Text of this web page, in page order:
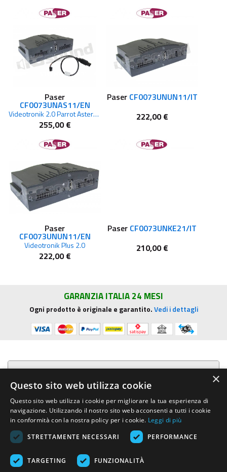
Paser
CF0073UNAS11/EN
Videotronik 2.0 Parrot Asteroid
255,00 €
Paser CF0073UNUN11/IT
222,00 €
Paser
CF0073UNUN11/EN
Videotronik Plus 2.0
222,00 €
Paser CF0073UNKE21/IT
210,00 €
GARANZIA ITALIA 24 MESI
Ogni prodotto è originale e garantito.Vedi i dettagli
Presentazione aziendale
Acquista su R.G. Sound
Trasparenza e sicurezza
Area Clienti
×
Questo sito web utilizza cookie
Questo sito web utilizza i cookie per migliorare la tua esperienza di
navigazione. Utilizzando il nostro sito web acconsenti a tutti i cookie
in conformità con la nostra policy per i cookie. Leggi di più
STRETTAMENTE NECESSARI
PERFORMANCE
TARGETING FUNZIONALITÀ